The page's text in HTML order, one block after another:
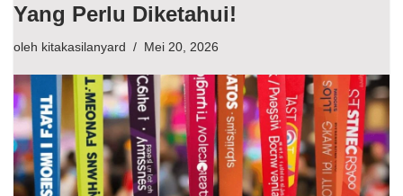
Yang Perlu Diketahui!
oleh kitakasilanyard Mei 20, 2026